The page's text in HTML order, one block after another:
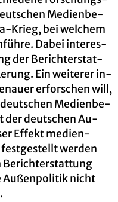
Me­di­en­be­
Krieg, bei wel­chem
Dabei in­ter­es­
der Be­richt­erstat­
Ein wei­te­rer in­
er­for­schen will,
Me­di­en­be­
der deut­schen Au­
Ef­fekt me­di­en­
wer­den
Be­richt­erstat­tung
Au­ßen­po­li­tik nicht